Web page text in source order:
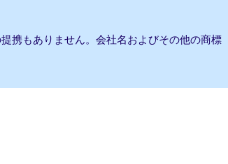
携もありません。会社名およびその他の商標